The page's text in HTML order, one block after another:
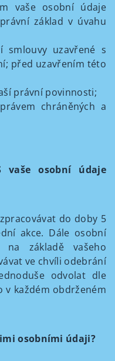
vaše osobní údaje
základ v úvahu
uzavřené s
před uzavřením této
právní povinnosti;
chráněných a
vaše osobní údaje
do doby 5
akce. Dále osobní
na základě vašeho
ve chvíli odebrání
odvolat dle
v každém obdrženém
osobními údaji?